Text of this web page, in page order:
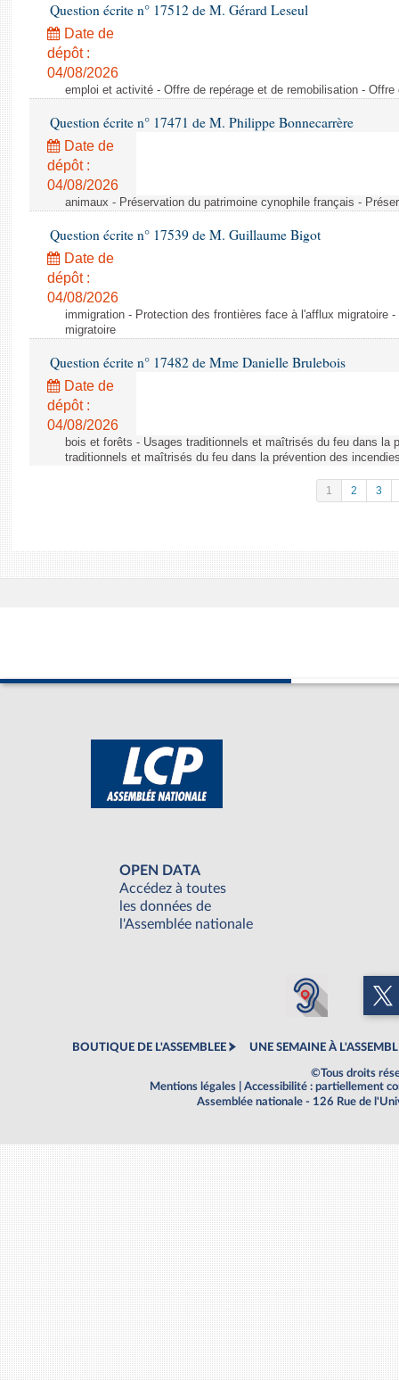
Question écrite n° 17512 de M. Gérard Leseul
Date de
dépôt :
04/08/2026
emploi et activité - Offre de repérage et de remobilisation -
Question écrite n° 17471 de M. Philippe Bonnecarrère
Date de
dépôt :
04/08/2026
animaux - Préservation du patrimoine cynophile français -
Question écrite n° 17539 de M. Guillaume Bigot
Date de
dépôt :
04/08/2026
immigration - Protection des frontières face à l'afflux migratoire
migratoire
Question écrite n° 17482 de Mme Danielle Brulebois
Date de
dépôt :
04/08/2026
bois et forêts - Usages traditionnels et maîtrisés du feu dans la
traditionnels et maîtrisés du feu dans la prévention des
1 2 3
OPEN DATA
Accédez à toutes
les données de
l'Assemblée nationale
BOUTIQUE DE L'ASSEMBLEE UNE SEMAINE À
©Tous droits
Mentions légales
Accessibilité : partiellement
Assemblée nationale - 126 Rue de